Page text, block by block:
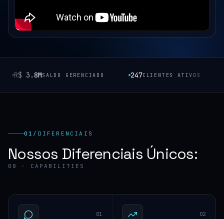
R$ 3.8MSALDO GERENCIADO 247CLIENTES ATIVOS
01 / DIFERENCIAIS
Nossos Diferenciais Únicos:
08 · CAPABILITIES
01 02